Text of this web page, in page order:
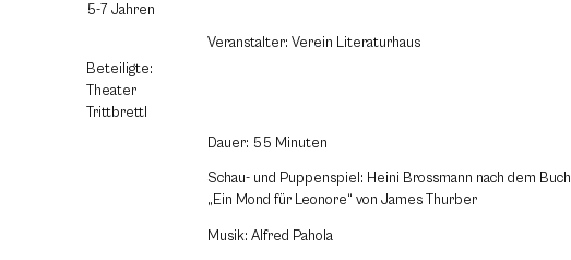
5-7 Jahren
Beteiligte:
Theater
Trittbrettl
Veranstalter: Verein Literaturhaus
Dauer: 55 Minuten
Schau- und Puppenspiel: Heini Brossmann nach dem Buch
„Ein Mond für Leonore“ von James Thurber
Musik: Alfred Pahola